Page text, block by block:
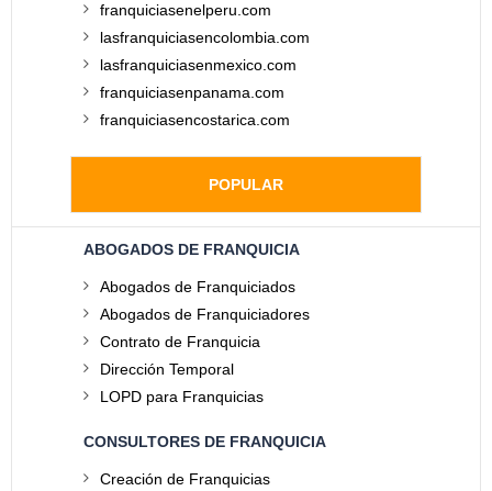
franquiciasenelperu.com
lasfranquiciasencolombia.com
lasfranquiciasenmexico.com
franquiciasenpanama.com
franquiciasencostarica.com
POPULAR
ABOGADOS DE FRANQUICIA
Abogados de Franquiciados
Abogados de Franquiciadores
Contrato de Franquicia
Dirección Temporal
LOPD para Franquicias
CONSULTORES DE FRANQUICIA
Creación de Franquicias